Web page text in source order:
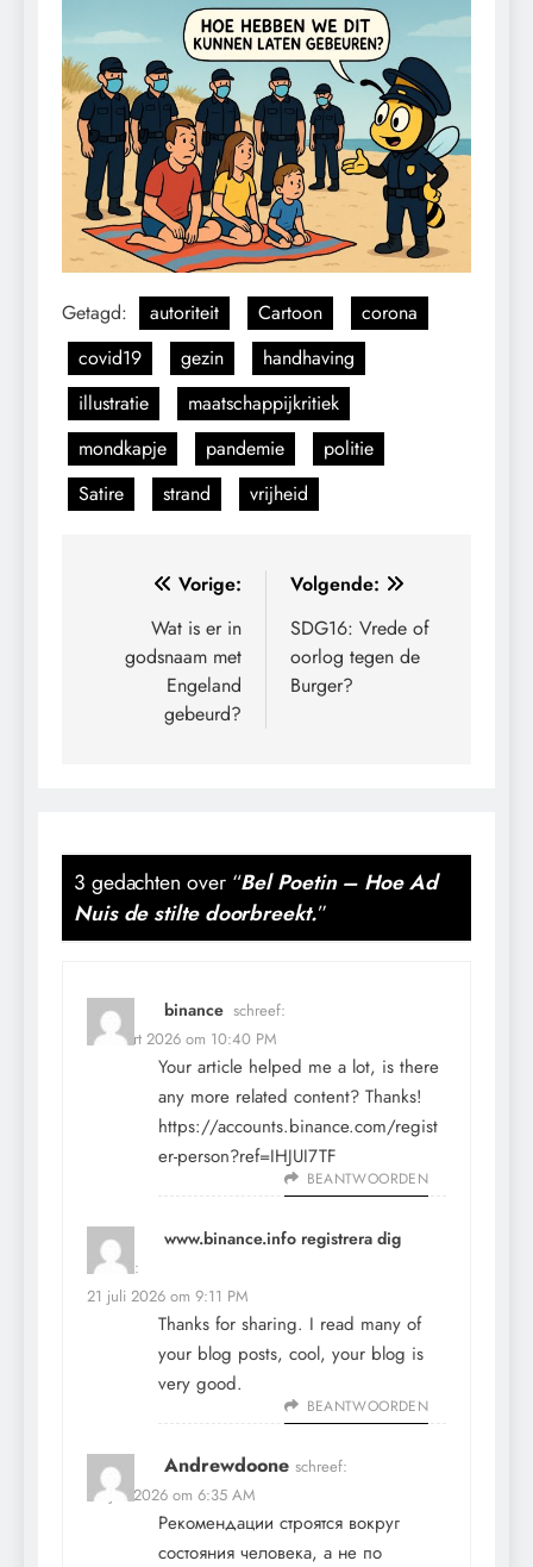
Getagd: autoriteit Cartoon
corona
covid19
gezin
handhaving
illustratie
maatschappijkritiek
mondkapje
pandemie
politie
Satire
strand vrijheid
Bericht
navigatie
Vorige:
Wat is er in
godsnaam met
Engeland
gebeurd?
Volgende:
SDG16: Vrede of
oorlog tegen de
Burger?
3 gedachten over “Bel Poetin – Hoe Ad
Nuis de stilte doorbreekt.”
binance schreef:
15 maart 2026 om 10:40 PM
Your article helped me a lot, is there
any more related content? Thanks!
https://accounts.binance.com/regist
er-person?ref=IHJUI7TF
BEANTWOORDEN
www.binance.info registrera dig
schreef:
21 juli 2026 om 9:11 PM
Thanks for sharing. I read many of
your blog posts, cool, your blog is
very good.
BEANTWOORDEN
Andrewdoone schreef:
24 juli 2026 om 6:35 AM
Рекомендации строятся вокруг
состояния человека, а не по